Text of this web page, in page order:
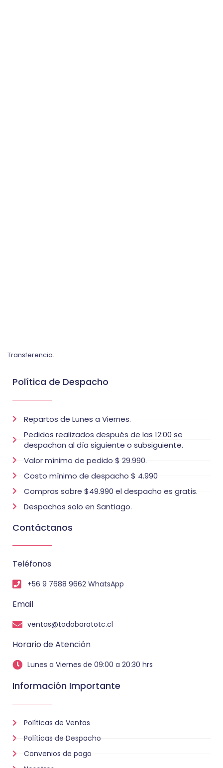
Transferencia.
Política de Despacho
Repartos de Lunes a Viernes.
Pedidos realizados después de las 12:00 se
despachan al día siguiente o subsiguiente.
Valor mínimo de pedido $ 29.990.
Costo mínimo de despacho $ 4.990
Compras sobre $49.990 el despacho es gratis.
Despachos solo en Santiago.
Contáctanos
Teléfonos
+56 9 7688 9662 WhatsApp
Email
ventas@todobaratotc.cl
Horario de Atención
Lunes a Viernes de 09:00 a 20:30 hrs
Información Importante
Políticas de Ventas
Políticas de Despacho
Convenios de pago